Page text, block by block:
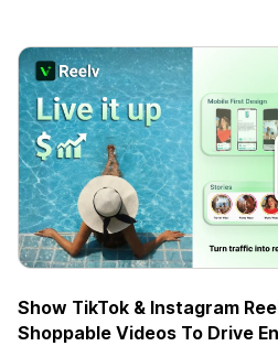
Show TikTok & Instagram
Shoppable Videos To Drive